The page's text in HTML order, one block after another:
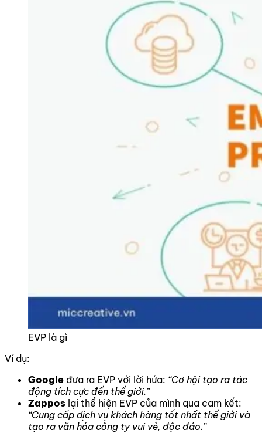
EVP là gì
Ví dụ:
Google đưa ra EVP với lời hứa: “Cơ hội tạo ra tác
động tích cực đến thế giới.”
Zappos lại thể hiện EVP của mình qua cam kết:
“Cung cấp dịch vụ khách hàng tốt nhất thế giới và
tạo ra văn hóa công ty vui vẻ, độc đáo.”